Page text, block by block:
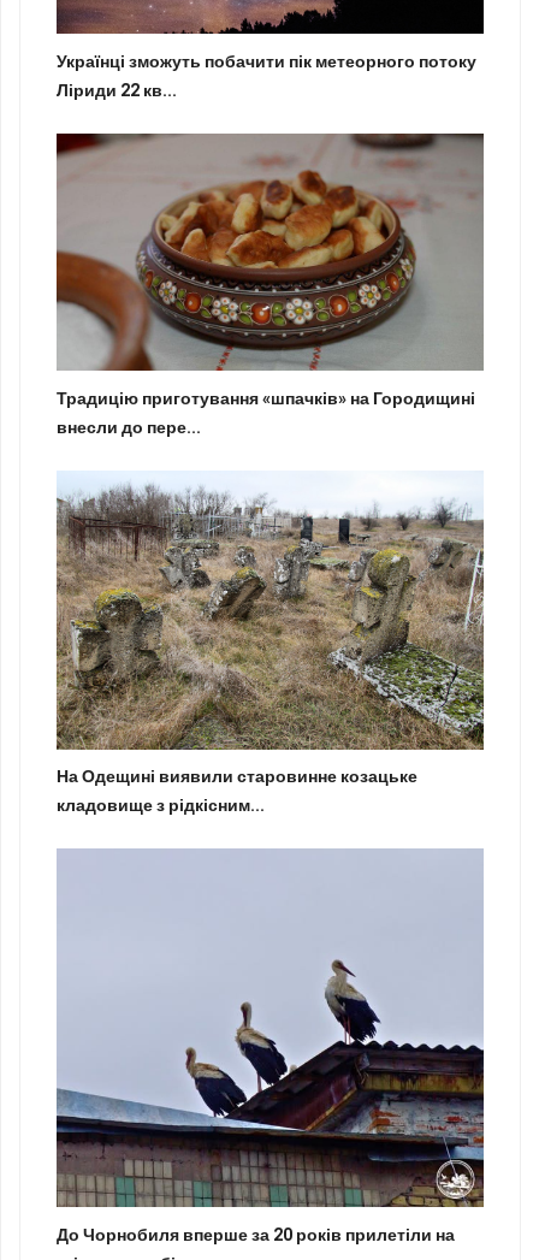
Українці зможуть побачити пік метеорного потоку
Ліриди 22 кв...
Традицію приготування «шпачків» на Городищині
внесли до пере...
На Одещині виявили старовинне козацьке
кладовище з рідкісним...
До Чорнобиля вперше за 20 років прилетіли на